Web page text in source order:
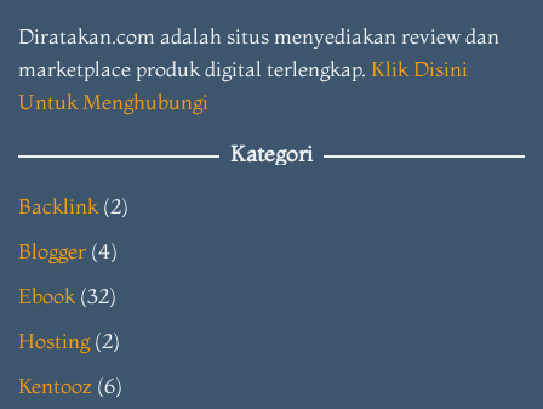
Diratakan.com adalah situs menyediakan review dan
marketplace produk digital terlengkap. Klik Disini
Untuk Menghubungi
Kategori
Backlink(2)
Blogger (4)
Ebook(32)
Hosting(2)
Kentooz (6)